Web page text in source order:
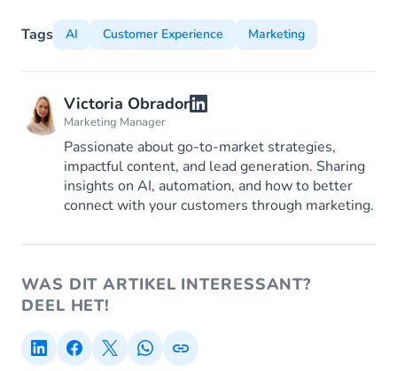
Tags AI Customer Experience Marketing
Victoria Obrador
Marketing Manager
Passionate about go-to-market strategies,
impactful content, and lead generation. Sharing
insights on AI, automation, and how to better
connect with your customers through marketing.
WAS DIT ARTIKEL INTERESSANT?
DEEL HET!